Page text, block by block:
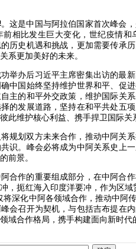
。这是中国与阿拉伯国家首次峰会
相比发生巨大变化，世纪疫情
历史机遇和挑战，更加需要传承
系更加美好的未来。
举办后习近平主席密集出访的最
中国始终坚持维护世界和平、促
主的和平外交政策，维护国际关
的发展道路，坚持在和平共处五
此维护核心利益、携手捍卫国际关
规划双方未来合作，推动中阿关
识。峰会必将成为中阿关系史上
前景。
合作的重要组成部分，在中阿合
，扼红海入印度洋要冲，作为区
将深化中阿各领域合作，推动中阿
会召开为契机，与包括吉布提在
域合作格局，携手构建面向新时代